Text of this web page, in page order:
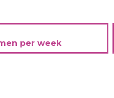
per week